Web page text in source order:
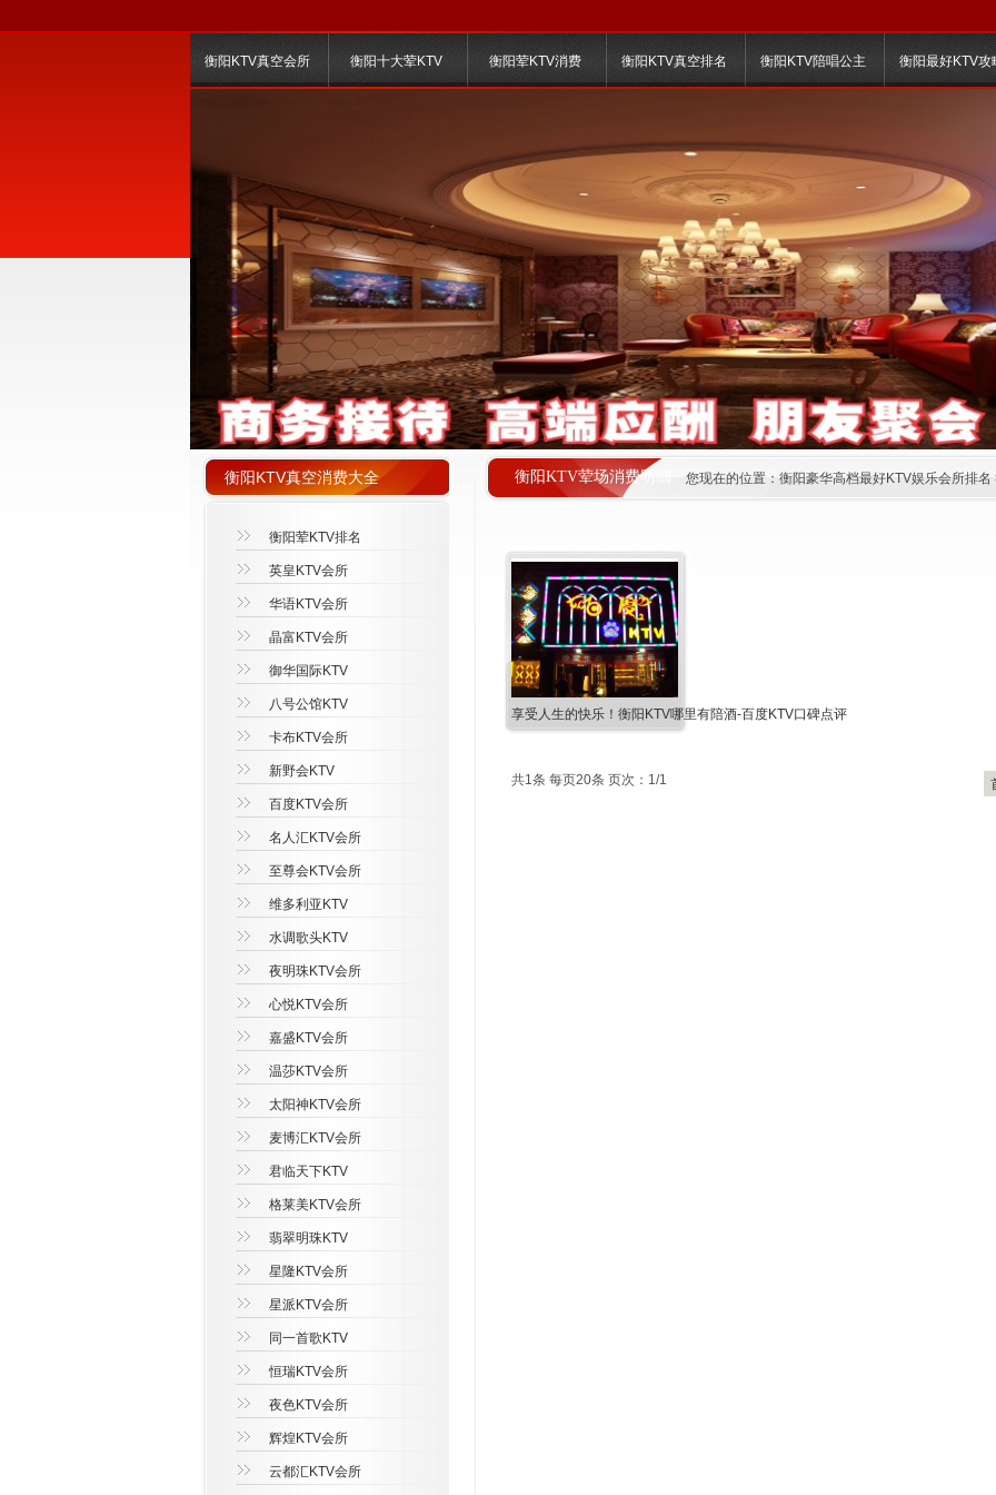
衡阳KTV真空会所 衡阳十大荤KTV 衡阳荤KTV消费 衡阳KTV真空排名 衡阳KTV陪唱公主 衡阳最好KTV攻
衡阳KTV荤场消费明细 您现在的位置： 衡阳豪华高档最好KTV娱乐会所排名
享受人生的快乐！衡阳KTV哪里有陪酒-百度KTV口碑点评
共1条 每页20条 页次：1/1
衡阳KTV真空消费大全
衡阳荤KTV排名
英皇KTV会所
华语KTV会所
晶富KTV会所
御华国际KTV
八号公馆KTV
卡布KTV会所
新野会KTV
百度KTV会所
名人汇KTV会所
至尊会KTV会所
维多利亚KTV
水调歌头KTV
夜明珠KTV会所
心悦KTV会所
嘉盛KTV会所
温莎KTV会所
太阳神KTV会所
麦博汇KTV会所
君临天下KTV
格莱美KTV会所
翡翠明珠KTV
星隆KTV会所
星派KTV会所
同一首歌KTV
恒瑞KTV会所
夜色KTV会所
辉煌KTV会所
云都汇KTV会所